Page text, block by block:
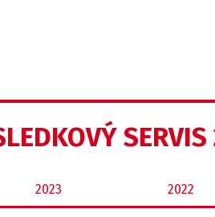
2023 2022